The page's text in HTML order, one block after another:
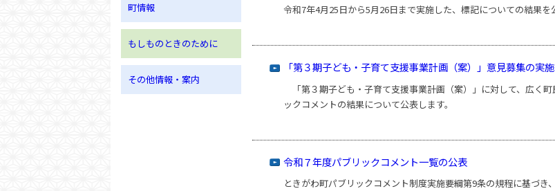
町情報
もしものときのために
その他情報・案内
令和7年4月25日から5月26日まで実施した、標記についての結果を
「第３期子ども・子育て支援事業計画（案）」意見募集の実
「第３期子ども・子育て支援事業計画（案）」に対して、広く
ックコメントの結果について公表します。
令和７年度パブリックコメント一覧の公表
ときがわ町パブリックコメント制度実施要綱第9条の規程に基づき